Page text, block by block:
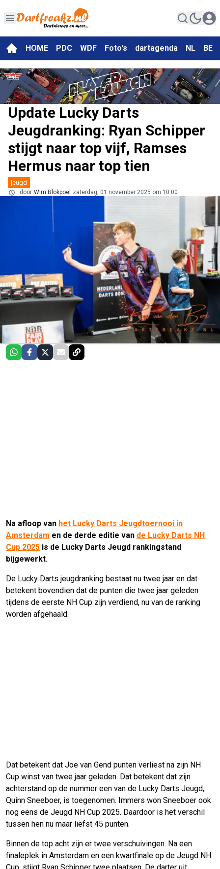
HOME PDC WDF Foto's dartagenda NL BE
Update Lucky Darts
Jeugdranking: Ryan Schipper
stijgt naar top vijf, Ramses
Hermus naar top tien
jeugd
door Wim Blokpoel zaterdag, 01 november 2025 om 10:00
Na afloop van het Lucky Darts Jeugdtoernooi in
Amsterdam en de derde editie van de Lucky Darts NH
Cup 2025 is de Lucky Darts Jeugd rankingstand
bijgewerkt.
De Lucky Darts jeugdranking bestaat nu twee jaar en dat
betekent bovendien dat de punten die twee jaar geleden
tijdens de eerste NH Cup zijn verdiend, nu van de ranking
worden afgehaald.
Dat betekent dat Joe van Gend punten verliest na zijn NH
Cup winst van twee jaar geleden. Dat betekent dat zijn
achterstand op de nummer een van de Lucky Darts Jeugd,
Quinn Sneeboer, is toegenomen. Immers won Sneeboer ook
nog eens de Jeugd NH Cup 2025. Daardoor is het verschil
tussen hen nu maar liefst 45 punten.
Binnen de top acht zijn er twee verschuivingen. Na een
finaleplek in Amsterdam en een kwartfinale op de Jeugd NH